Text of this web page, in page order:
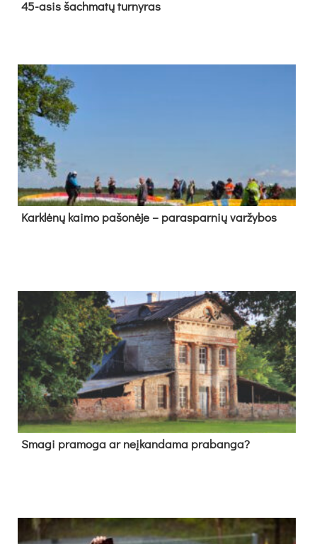
45-asis šach­ma­tų tur­ny­ras
Kark­lė­nų kai­mo pa­šo­nė­je – pa­ras­par­nių var­žy­bos
Sma­gi pra­mo­ga ar neį­kan­da­ma pra­ban­ga?